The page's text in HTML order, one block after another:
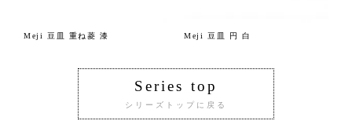
Meji 豆皿 重ね菱 漆 Meji 豆皿 円 白
Series top
シリーズトップに戻る